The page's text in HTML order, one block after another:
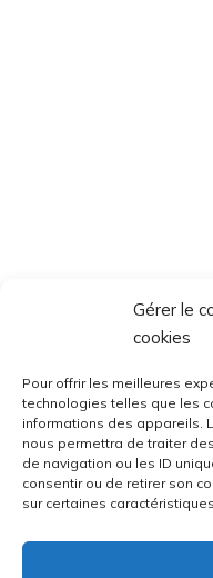
Gérer le
cookies
Pour offrir les meilleures
technologies telles que les
informations des appareils.
nous permettra de traiter
de navigation ou les ID
consentir ou de retirer son
sur certaines